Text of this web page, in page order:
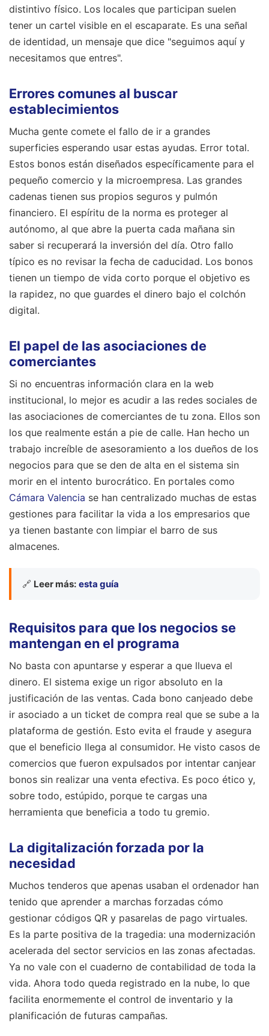
distintivo físico. Los locales que participan suelen
tener un cartel visible en el escaparate. Es una señal
de identidad, un mensaje que dice "seguimos aquí y
necesitamos que entres".
Errores comunes al buscar
establecimientos
Mucha gente comete el fallo de ir a grandes
superficies esperando usar estas ayudas. Error total.
Estos bonos están diseñados específicamente para el
pequeño comercio y la microempresa. Las grandes
cadenas tienen sus propios seguros y pulmón
financiero. El espíritu de la norma es proteger al
autónomo, al que abre la puerta cada mañana sin
saber si recuperará la inversión del día. Otro fallo
típico es no revisar la fecha de caducidad. Los bonos
tienen un tiempo de vida corto porque el objetivo es
la rapidez, no que guardes el dinero bajo el colchón
digital.
El papel de las asociaciones de
comerciantes
Si no encuentras información clara en la web
institucional, lo mejor es acudir a las redes sociales de
las asociaciones de comerciantes de tu zona. Ellos son
los que realmente están a pie de calle. Han hecho un
trabajo increíble de asesoramiento a los dueños de los
negocios para que se den de alta en el sistema sin
morir en el intento burocrático. En portales como
Cámara Valencia se han centralizado muchas de estas
gestiones para facilitar la vida a los empresarios que
ya tienen bastante con limpiar el barro de sus
almacenes.
🔗 Leer más: esta guía
Requisitos para que los negocios se
mantengan en el programa
No basta con apuntarse y esperar a que llueva el
dinero. El sistema exige un rigor absoluto en la
justificación de las ventas. Cada bono canjeado debe
ir asociado a un ticket de compra real que se sube a la
plataforma de gestión. Esto evita el fraude y asegura
que el beneficio llega al consumidor. He visto casos de
comercios que fueron expulsados por intentar canjear
bonos sin realizar una venta efectiva. Es poco ético y,
sobre todo, estúpido, porque te cargas una
herramienta que beneficia a todo tu gremio.
La digitalización forzada por la
necesidad
Muchos tenderos que apenas usaban el ordenador han
tenido que aprender a marchas forzadas cómo
gestionar códigos QR y pasarelas de pago virtuales.
Es la parte positiva de la tragedia: una modernización
acelerada del sector servicios en las zonas afectadas.
Ya no vale con el cuaderno de contabilidad de toda la
vida. Ahora todo queda registrado en la nube, lo que
facilita enormemente el control de inventario y la
planificación de futuras campañas.